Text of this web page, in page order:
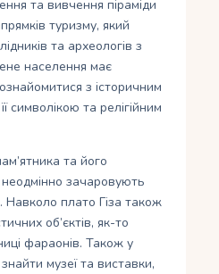
та вивчення піраміди
туризму, який
та археологів з
населення має
з історичним
символікою та релігійним
та його
зачаровують
Навколо плато Гіза також
об’єктів, як-то
фараонів. Також у
музеї та виставки,